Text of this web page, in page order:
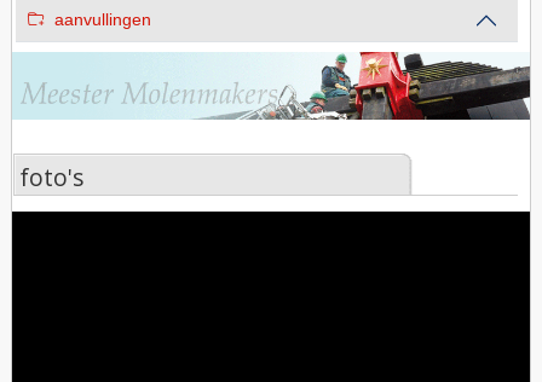
aanvullingen
foto's